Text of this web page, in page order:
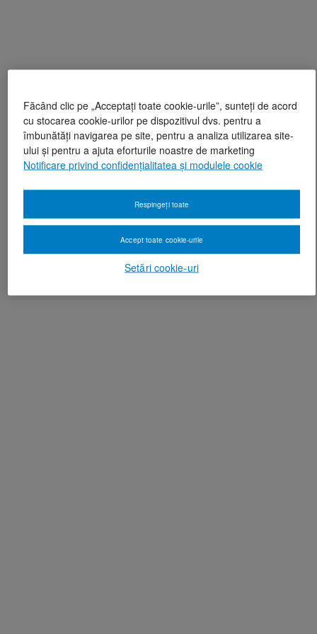
Făcând clic pe „Acceptați toate cookie-urile”, sunteți de acord
cu stocarea cookie-urilor pe dispozitivul dvs. pentru a
îmbunătăți navigarea pe site, pentru a analiza utilizarea site-
ului și pentru a ajuta eforturile noastre de marketing
Notificare privind confidențialitatea și modulele cookie
Setări cookie-uri
Respingeți toate
Accept toate cookie-urile